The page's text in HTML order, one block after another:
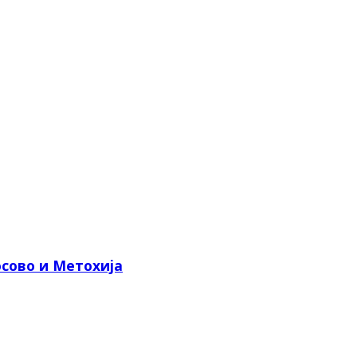
и Метохија